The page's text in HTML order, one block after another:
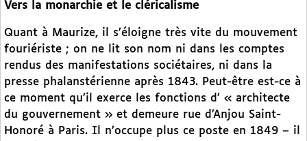
Vers la monarchie et le cléricalisme
Quant à Maurize, il s’éloigne très vite du mouvement
fouriériste ; on ne lit son nom ni dans les comptes
rendus des manifestations sociétaires, ni dans la
presse phalanstérienne après 1843. Peut-être est-ce à
ce moment qu’il exerce les fonctions d’ « architecte
du gouvernement » et demeure rue d’Anjou Saint-
Honoré à Paris. Il n’occupe plus ce poste en 1849 – il